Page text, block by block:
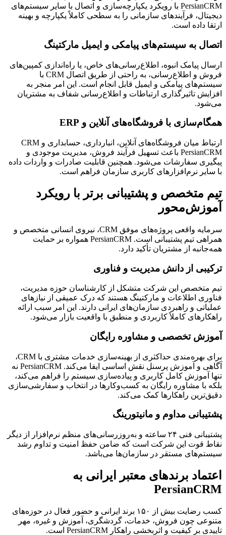
PersianCRM با رویکرد یکپارچه‌سازی و اتصال با سایر سیستم‌های
دیجیتال، فرآیندهای سازمانی را به سطحی کاملاً یکپارچه و بهینه
ارتقا داده است.
اتصال به سیستم‌های پیامکی و ایمیل مارکتینگ
ارسال پیامک انبوه، اطلاع‌رسانی‌های خاص، یا راه‌اندازی کمپین‌های
فروش و اطلاع‌رسانی، به راحتی از طریق اتصال CRM با
سیستم‌های پیامکی و ایمیل قابل انجام است. این امر منجر به
افزایش تاثیرگذاری ارتباطات و اطلاع‌رسانی شفاف به مشتریان
می‌شود.
همگام‌سازی با فروشگاه‌های آنلاین و ERP
ارتباط میان فروشگاه‌های آنلاین، انبارداری، حسابداری و CRM
PersianCRM باعث تسهیل فرآیند فروش، مدیریت موجودی و
پیگیری سفارشات می‌شود. همچنین قابلیت صادرات و واردات داده
با سایر نرم‌افزارهای کاربری سازمان فراهم است.
تیم متخصص و پشتیبانی برتر با رویکرد
آموزش‌محور
سرمایه واقعی پروژه‌های موفق CRM، نیروی انسانی متخصص و
همراهی تیم پشتیبانی است. PersianCRM همواره بر حمایت
همه‌جانبه از مشتریان تأکید دارد.
ترکیبی از دانش مدیریت و فناوری
تیم متخصص این شرکت متشکل از کارشناسان حوزه مدیریت،
فناوری اطلاعات و مارکتینگ هستند که درک عمیقی از نیازهای
عملیاتی و راهبردی سازمان‌های ایرانی دارند. این امر سبب ارائه
راهکارهای کاملاً کاربردی و منطبق با واقعیت بازار می‌شود.
آموزش تخصصی و مشاوره رایگان
برای بهره‌مندی حداکثری از بهینه‌سازی خدمات مشتری با CRM،
آگاهی و آموزش پرسنل نقش اساسی ایفا می‌کند. PersianCRM نه
تنها آموزش کامل کاربری و پیاده‌سازی سیستم را فراهم می‌کند،
بلکه با مشاوره رایگان به کسب‌وکارها در انتخاب و سفارشی‌سازی
دقیق‌ترین راهکارها کمک می‌کند.
پشتیبانی مداوم و مانیتورینگ
پشتیبانی فنی ۲۴ ساعته و به‌روزرسانی‌های منظم نرم‌افزار از دیگر
نقاط قوت این شرکت است که ضامن حفظ امنیت و تداوم رشد
سیستم‌های مستقر در سازمان‌ها می‌باشد.
اعتماد برندهای معتبر ایرانی به
PersianCRM
کسب رضایت بیش از ۱۵۰ برند ایرانی و حضور فعال در حوزه‌های
متنوعی چون فروش، خدمات، گردشگری، آموزش و غیره، مهر
تاییدی بر کیفیت و اثربخشی راهکار PersianCRM است.